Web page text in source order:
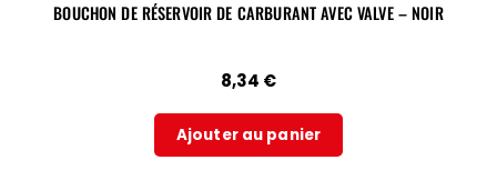
BOUCHON DE RÉSERVOIR DE CARBURANT AVEC VALVE – NOIR
8,34 €
Ajouter au panier